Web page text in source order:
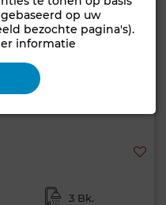
3 Bk.
op uw
bezochte pagina's).
informatie